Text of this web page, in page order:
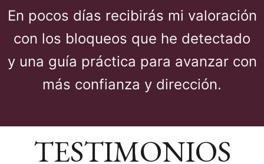
En pocos días recibirás mi valoración
con los bloqueos que he detectado
y una guía práctica para avanzar con
más confianza y dirección.
TESTIMONIOS